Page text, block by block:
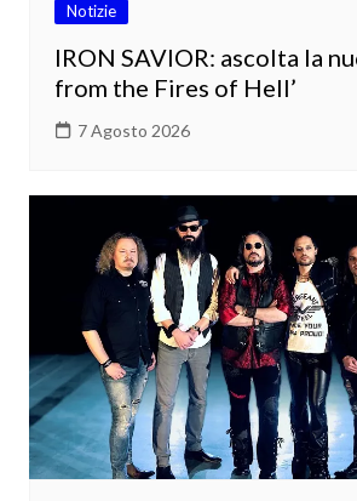
Notizie
IRON SAVIOR: ascolta la
from the Fires of Hell’
7 Agosto 2026